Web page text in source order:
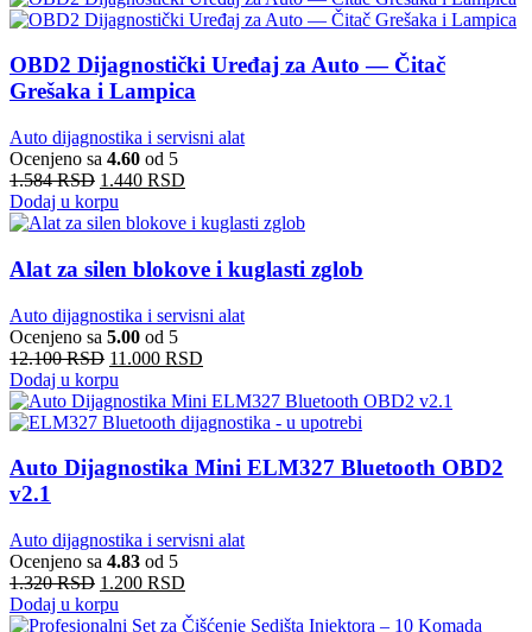
OBD2 Dijagnostički Uređaj za Auto — Čitač
Grešaka i Lampica
Auto dijagnostika i servisni alat
Ocenjeno sa 4.60 od 5
1.584RSD 1.440 RSD
Dodaj u korpu
Alat za silen blokove i kuglasti zglob
Auto dijagnostika i servisni alat
Ocenjeno sa 5.00 od 5
12.100RSD 11.000 RSD
Dodaj u korpu
Auto Dijagnostika Mini ELM327 Bluetooth OBD2
v2.1
Auto dijagnostika i servisni alat
Ocenjeno sa 4.83 od 5
1.320RSD 1.200 RSD
Dodaj u korpu